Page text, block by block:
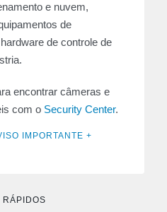
e nuvem,
de
de controle de
encontrar câmeras e
com o Security Center.
IMPORTANTE +
RÁPIDOS